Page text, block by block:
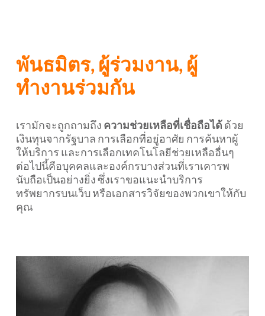
พันธมิตร, ผู้ร่วมงาน, ผู้
ทำงานร่วมกัน
เรามักจะถูกถามถึง ความช่วยเหลือที่เชื่อถือได้ด้วย
เงินทุนจากรัฐบาล การเลือกที่อยู่อาศัย การค้นหาผู้
ให้บริการ และการเลือกเทคโนโลยีช่วยเหลืออื่นๆ
ต่อไปนี้คือบุคคลและองค์กรบางส่วนที่เราเคารพ
นับถือเป็นอย่างยิ่ง ซึ่งเราขอแนะนำบริการ
ทรัพยากรบนเว็บ หรือเอกสารวิจัยของพวกเขาให้กับ
คุณ